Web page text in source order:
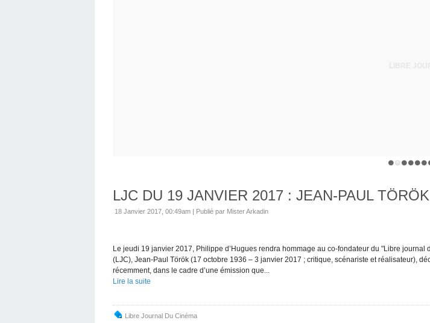
LJC DU 19 JANVIER 2017 : JEAN-PAUL TÖRÖK
18 Janvier 2017, 00:49am | Publié par Mister Arkadin
Le jeudi 19 janvier 2017, Philippe d’Hugues rendra hommage au co-fondateur du "Libre journal
(LJC), Jean-Paul Török (17 octobre 1936 – 3 janvier 2017 ; critique, scénariste et réalisateur),
récemment, dans le cadre d’une émission que...
Lire la suite
Libre Journal Du Cinéma